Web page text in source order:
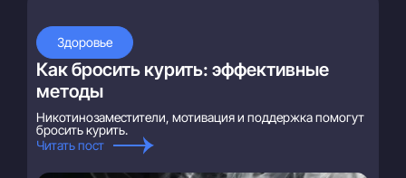
Здоровье
Как бросить курить: эффективные
методы
Никотинозаместители, мотивация и поддержка помогут
бросить курить.
Читать пост